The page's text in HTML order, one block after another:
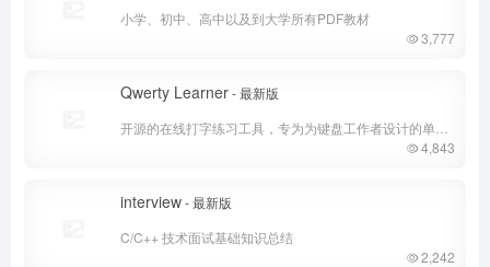
小学、初中、高中以及到大学所有PDF教材
3,777
Qwerty Learner- 最新版
4,843
interview- 最新版
C/C++ 技术面试基础知识总结
2,242